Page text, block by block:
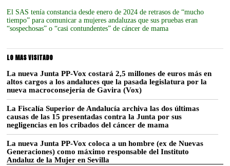
El SAS tenía constancia desde enero de 2024 de retrasos de “mucho
tiempo” para comunicar a mujeres andaluzas que sus pruebas eran
“sospechosas” o “casi contundentes” de cáncer de mama
LO MAS VISITADO
La nueva Junta PP-Vox costará 2,5 millones de euros más en
altos cargos a los andaluces que la pasada legislatura por la
nueva macroconsejería de Gavira (Vox)
La Fiscalía Superior de Andalucía archiva las dos últimas
causas de las 15 presentadas contra la Junta por sus
negligencias en los cribados del cáncer de mama
La nueva Junta PP-Vox coloca a un hombre (ex de Nuevas
Generaciones) como máximo responsable del Instituto
Andaluz de la Mujer en Sevilla